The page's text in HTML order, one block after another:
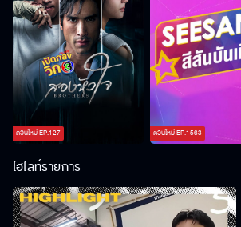
ตอนใหม่EP.127 ตอนใหม่EP.1563
ไฮไลท์รายการ